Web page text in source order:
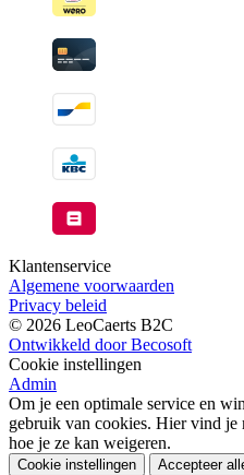
Klantenservice
Algemene voorwaarden
Privacy beleid
© 2026 LeoCaerts B2C
Ontwikkeld door Becosoft
Cookie instellingen
Admin
Om je een optimale service en
gebruik van cookies. Hier vind je
hoe je ze kan weigeren.
Cookie instellingen Accepteer